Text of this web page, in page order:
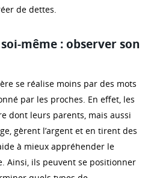
de dettes.
même : observer son
se réalise moins par des mots
par les proches. En effet, les
dont leurs parents, mais aussi
gèrent l’argent et en tirent des
à mieux appréhender le
Ainsi, ils peuvent se positionner